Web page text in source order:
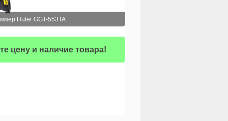
Huter GGT-553TA
цену и наличие товара!